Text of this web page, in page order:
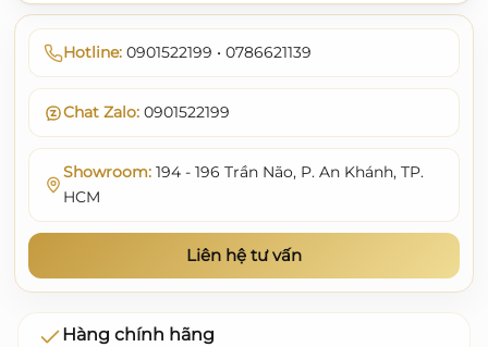
Hotline: 0901522199 • 0786621139
Chat Zalo: 0901522199
Showroom: 194 - 196 Trần Não, P. An Khánh, TP.
HCM
Liên hệ tư vấn
Hàng chính hãng